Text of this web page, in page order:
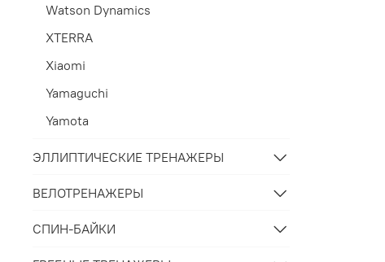
Watson Dynamics
XTERRA
Xiaomi
Yamaguchi
Yamota
ЭЛЛИПТИЧЕСКИЕ ТРЕНАЖЕРЫ
ВЕЛОТРЕНАЖЕРЫ
СПИН-БАЙКИ